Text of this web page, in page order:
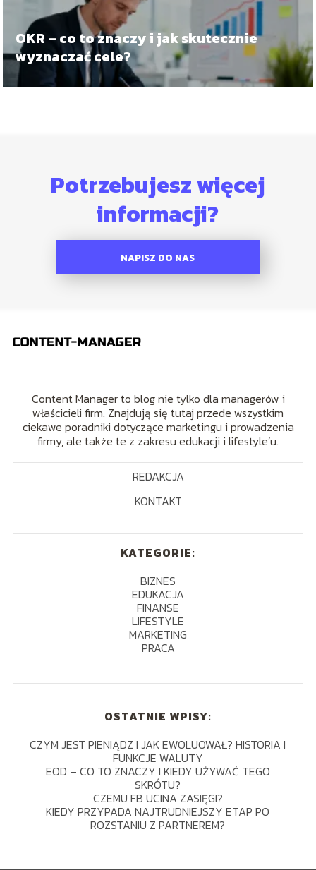
OKR – co to znaczy i jak skutecznie
wyznaczać cele?
Potrzebujesz więcej
informacji?
NAPISZ DO NAS
Content Manager to blog nie tylko dla managerów i
właścicieli firm. Znajdują się tutaj przede wszystkim
ciekawe poradniki dotyczące marketingu i prowadzenia
firmy, ale także te z zakresu edukacji i lifestyle’u.
REDAKCJA
KONTAKT
KATEGORIE:
BIZNES
EDUKACJA
FINANSE
LIFESTYLE
MARKETING
PRACA
OSTATNIE WPISY:
CZYM JEST PIENIĄDZ I JAK EWOLUOWAŁ? HISTORIA I
FUNKCJE WALUTY
EOD – CO TO ZNACZY I KIEDY UŻYWAĆ TEGO
SKRÓTU?
CZEMU FB UCINA ZASIĘGI?
KIEDY PRZYPADA NAJTRUDNIEJSZY ETAP PO
ROZSTANIU Z PARTNEREM?